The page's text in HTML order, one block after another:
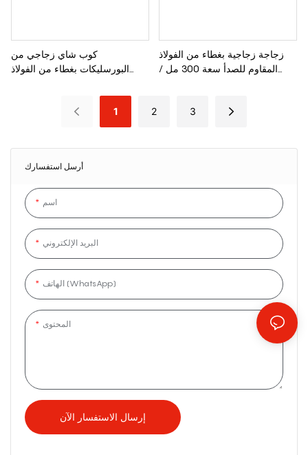
أرسل استفسارك
اسم
البريد الإلكتروني
الهاتف (WhatsApp)
المحتوى
إرسال الاستفسار الآن
كوب شاي زجاجي من
البورسليكات بغطاء من الفولاذ
زجاجة زجاجية بغطاء من الفولاذ
المقاوم للصدأ سعة 300 مل /
1 2 3